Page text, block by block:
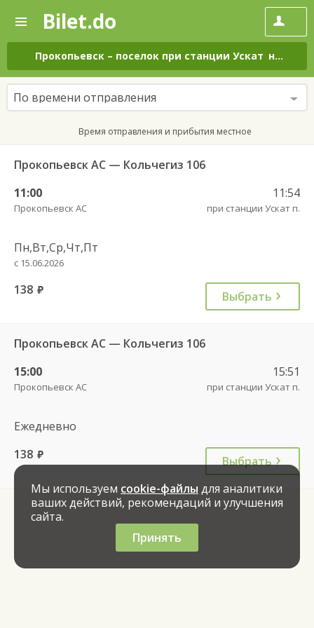
—
Поиск
и
покупка
билетов
на
автобус
онлайн
Bilet.do
Прокопьевск – поселок при станции Ускат на все дни
По времени отправления
Время отправления и прибытия местное
Прокопьевск АС — Кольчегиз 106
11:00
Прокопьевск АС
11:54
при станции Ускат п.
Пн,Вт,Ср,Чт,Пт
с 15.06.2026
138 руб. Выбрать
Прокопьевск АС — Кольчегиз 106
15:00
Прокопьевск АС
15:51
при станции Ускат п.
Ежедневно
138 руб.
Выбрать
Мы используем cookie-файлы для аналитики
ваших действий, рекомендаций и улучшения
сайта.
Принять